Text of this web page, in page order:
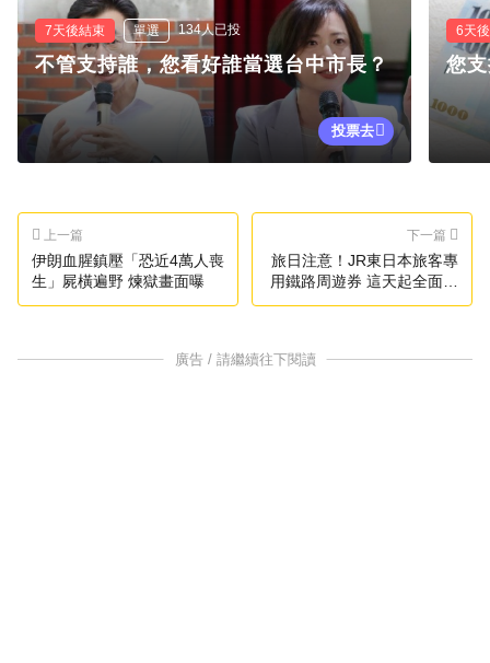
7天後結束 單選 134人已投
不管支持誰，您看好誰當選台中市長？
投票去
6天
您
上一篇
伊朗血腥鎮壓「恐近4萬人喪
生」屍橫遍野 煉獄畫面曝
下一篇
旅日注意！JR東日本旅客專
用鐵路周遊券 這天起全面改
版
廣告 / 請繼續往下閱讀